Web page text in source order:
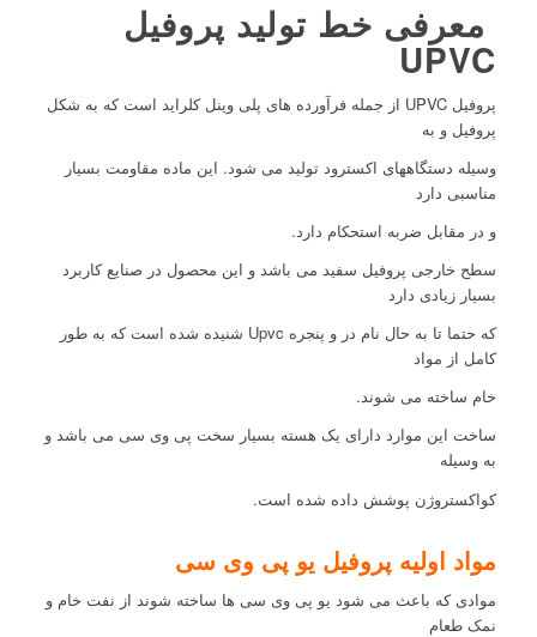
معرفی خط تولید پروفیل
UPVC
پروفیل UPVC از جمله فرآورده های پلی وینل کلراید است که به شکل
پروفیل و به
وسیله دستگاههای اکسترود تولید می شود. این ماده مقاومت بسیار
مناسبی دارد
و در مقابل ضربه استحکام دارد.
سطح خارجی پروفیل سفید می باشد و این محصول در صنایع کاربرد
بسیار زیادی دارد
که حتما تا به حال نام در و پنجره Upvc شنیده شده است که به طور
کامل از مواد
خام ساخته می شوند.
ساخت این موارد دارای یک هسته بسیار سخت پی وی سی می باشد و
به وسیله
کواکستروژن پوشش داده شده است.
مواد اولیه پروفیل یو پی وی سی
موادی که باعث می شود یو پی وی سی ها ساخته شوند از نفت خام و
نمک طعام